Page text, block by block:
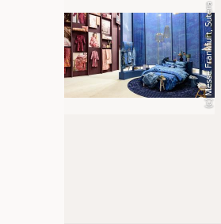
KRÜGER PERSONAL HEADHUNTING
PRAKTIKA & AUSBILDUNGEN
DAUNENCHECK (c) Messe Frankfurt, Sutera